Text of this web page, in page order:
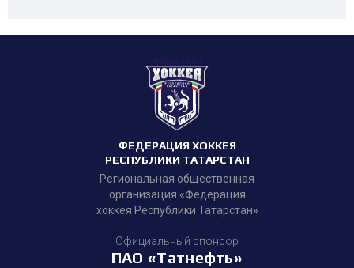
ФЕДЕРАЦИЯ ХОККЕЯ
РЕСПУБЛИКИ ТАТАРСТАН
Региональная общественная
организация «Федерация
хоккея Республики Татарстан»
Официальный спонсор
ПАО «Татнефть»